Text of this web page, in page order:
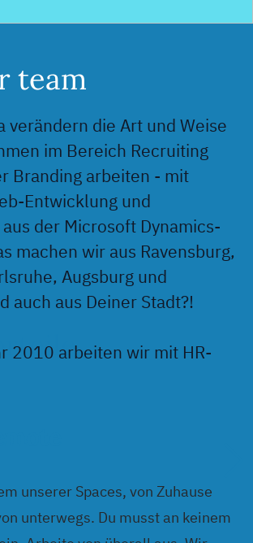
team
verändern die Art und Weise
im Bereich Recruiting
Branding arbeiten - mit
Entwicklung und
der Microsoft Dynamics-
machen wir aus Ravensburg,
Augsburg und
auch aus Deiner Stadt?!
2010 arbeiten wir mit HR-
auf Deine Bewerbung!
unserer Spaces, von Zuhause
unterwegs. Du musst an keinem